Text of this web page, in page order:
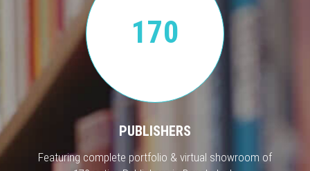
170
PUBLISHERS
Featuring complete portfolio & virtual showroom of